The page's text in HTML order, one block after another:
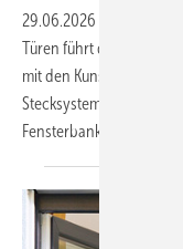
29.06.2026
Türen führt das Perfect
mit den
Stecksystem vereint
Fensterbank und